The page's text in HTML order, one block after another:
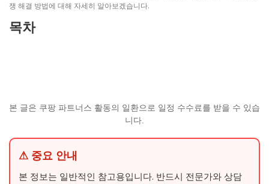
쟁 해결 방법에 대해 자세히 알아보겠습니다.
목차
본 글은 쿠팡 파트너스 활동의 일환으로 일정 수수료를 받을 수 있습
니다.
⚠ 중요 안내
본 정보는 일반적인 참고용입니다. 반드시 전문가와 상담